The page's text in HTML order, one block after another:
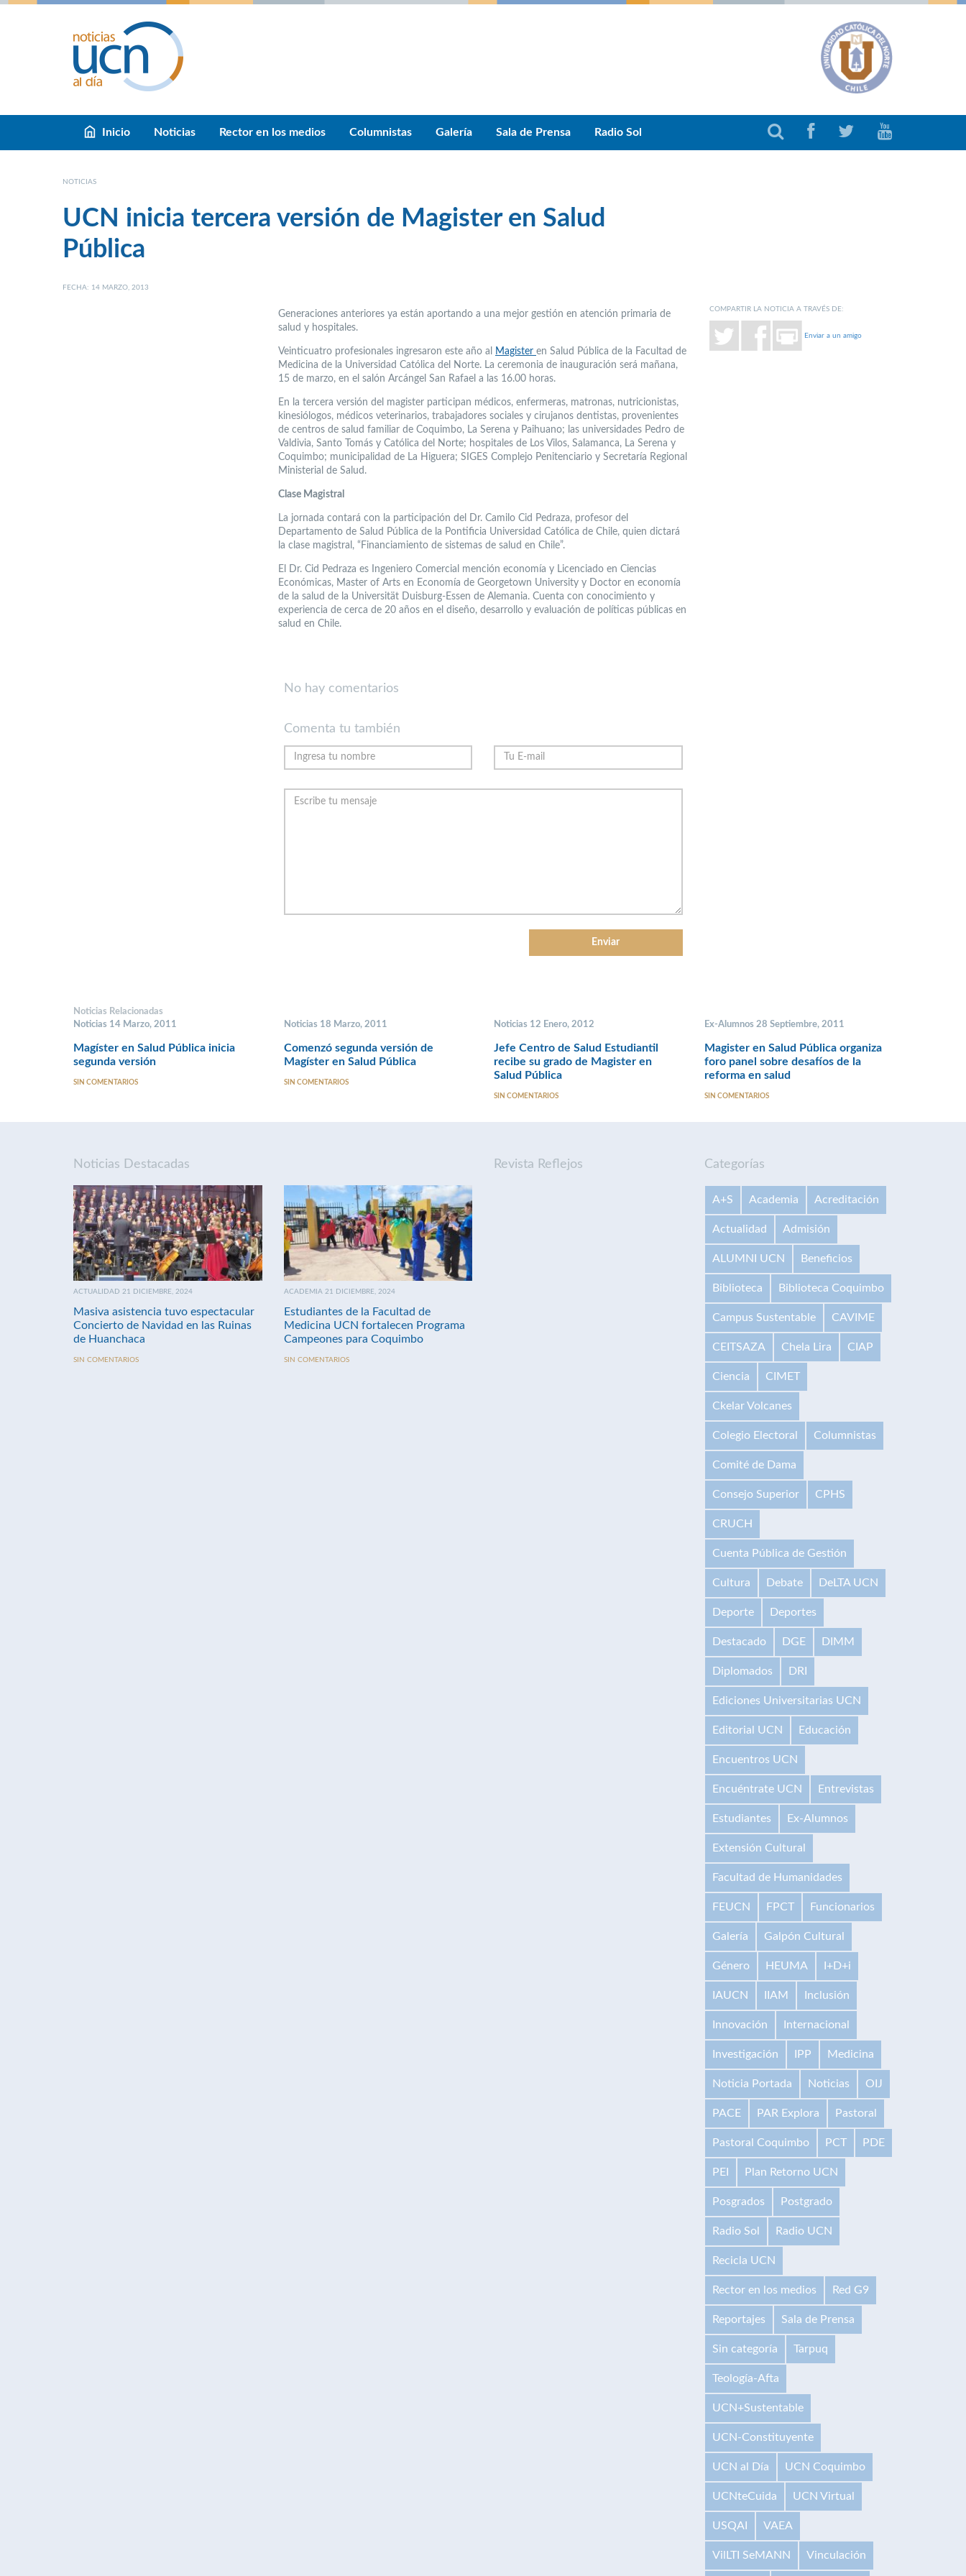
Inicio Noticias Rector en los medios Columnistas Galería Sala de Prensa Radio Sol
NOTICIAS
UCN inicia tercera versión de Magister en Salud
Pública
FECHA: 14 MARZO, 2013
Generaciones anteriores ya están aportando a una mejor gestión en atención primaria de
salud y hospitales.
Veinticuatro profesionales ingresaron este año al Magister en Salud Pública de la Facultad de
Medicina de la Universidad Católica del Norte. La ceremonia de inauguración será mañana,
15 de marzo, en el salón Arcángel San Rafael a las 16.00 horas.
En la tercera versión del magister participan médicos, enfermeras, matronas, nutricionistas,
kinesiólogos, médicos veterinarios, trabajadores sociales y cirujanos dentistas, provenientes
de centros de salud familiar de Coquimbo, La Serena y Paihuano; las universidades Pedro de
Valdivia, Santo Tomás y Católica del Norte; hospitales de Los Vilos, Salamanca, La Serena y
Coquimbo; municipalidad de La Higuera; SIGES Complejo Penitenciario y Secretaría Regional
Ministerial de Salud.
Clase Magistral
La jornada contará con la participación del Dr. Camilo Cid Pedraza, profesor del
Departamento de Salud Pública de la Pontificia Universidad Católica de Chile, quien dictará
la clase magistral, “Financiamiento de sistemas de salud en Chile”.
El Dr. Cid Pedraza es Ingeniero Comercial mención economía y Licenciado en Ciencias
Económicas, Master of Arts en Economía de Georgetown University y Doctor en economía
de la salud de la Universität Duisburg-Essen de Alemania. Cuenta con conocimiento y
experiencia de cerca de 20 años en el diseño, desarrollo y evaluación de políticas públicas en
salud en Chile.
COMPARTIR LA NOTICIA A TRAVÉS DE:
Enviar a un amigo
No hay comentarios
Comenta tu también
Noticias Relacionadas
Noticias 14 Marzo, 2011
Magíster en Salud Pública inicia
segunda versión
SIN COMENTARIOS
Noticias 18 Marzo, 2011
Comenzó segunda versión de
Magíster en Salud Pública
SIN COMENTARIOS
Noticias 12 Enero, 2012
Jefe Centro de Salud Estudiantil
recibe su grado de Magister en
Salud Pública
SIN COMENTARIOS
Ex-Alumnos 28 Septiembre, 2011
Magister en Salud Pública organiza
foro panel sobre desafíos de la
reforma en salud
SIN COMENTARIOS
Noticias Destacadas
ACTUALIDAD 21 DICIEMBRE, 2024
Masiva asistencia tuvo espectacular
Concierto de Navidad en las Ruinas
de Huanchaca
SIN COMENTARIOS
ACADEMIA 21 DICIEMBRE, 2024
Estudiantes de la Facultad de
Medicina UCN fortalecen Programa
Campeones para Coquimbo
SIN COMENTARIOS
Revista Reflejos Categorías
A+S Academia Acreditación
Actualidad Admisión
ALUMNI UCN Beneficios
Biblioteca Biblioteca Coquimbo
Campus Sustentable CAVIME
CEITSAZA Chela Lira CIAP
Ciencia CIMET
Ckelar Volcanes
Colegio Electoral Columnistas
Comité de Dama
Consejo Superior CPHS
CRUCH
Cuenta Pública de Gestión
Cultura Debate DeLTA UCN
Deporte Deportes
Destacado DGE DIMM
Diplomados DRI
Ediciones Universitarias UCN
Editorial UCN Educación
Encuentros UCN
Encuéntrate UCN Entrevistas
Estudiantes Ex-Alumnos
Extensión Cultural
Facultad de Humanidades
FEUCN FPCT Funcionarios
Galería Galpón Cultural
Género HEUMA I+D+i
IAUCN IIAM Inclusión
Innovación Internacional
Investigación IPP Medicina
Noticia Portada Noticias OIJ
PACE PAR Explora Pastoral
Pastoral Coquimbo PCT PDE
PEI Plan Retorno UCN
Posgrados Postgrado
Radio Sol Radio UCN
Recicla UCN
Rector en los medios Red G9
Reportajes Sala de Prensa
Sin categoría Tarpuq
Teología-Afta
UCN+Sustentable
UCN-Constituyente
UCN al Día UCN Coquimbo
UCNteCuida UCN Virtual
USQAI VAEA
VilLTI SeMANN Vinculación